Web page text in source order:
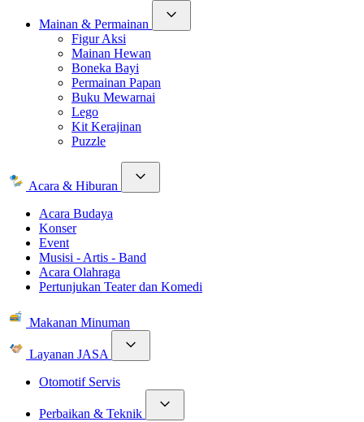
Mainan & Permainan
Figur Aksi
Mainan Hewan
Boneka Bayi
Permainan Papan
Buku Mewarnai
Lego
Kit Kerajinan
Puzzle
Acara & Hiburan
Acara Budaya
Konser
Event
Musisi - Artis - Band
Acara Olahraga
Pertunjukan Teater dan Komedi
Makanan Minuman
Layanan JASA
Otomotif Servis
Perbaikan & Teknik